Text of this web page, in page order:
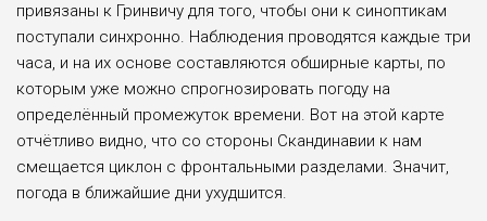
привязаны к Гринвичу для того, чтобы они к синоп­тикам
поступали синхронно. Наблю­дения проводятся каждые три
часа, и на их основе составляются обширные карты, по
которым уже можно спрог­нозировать погоду на
определённый промежуток времени. Вот на этой кар­те
отчётливо видно, что со стороны Скандинавии к нам
смещается циклон с фронтальными разделами. Значит,
погода в ближайшие дни ухудшится.